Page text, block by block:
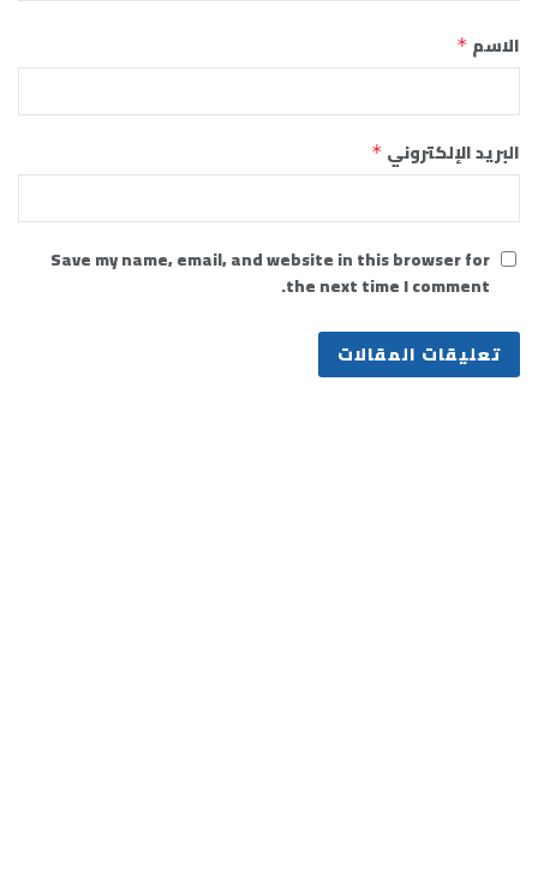
الاسم *
البريد الإلكتروني *
Save my name, email, and website in this browser for
the next time I comment.